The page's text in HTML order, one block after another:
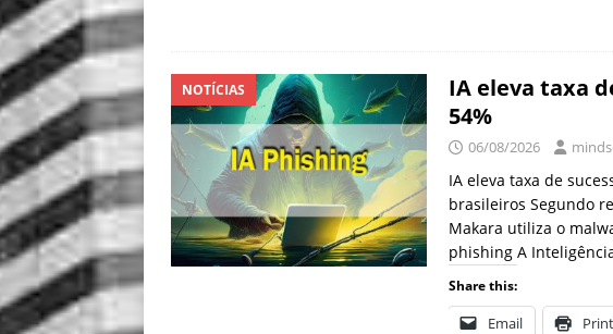
NOTÍCIAS
IA eleva taxa
54%
06/08/2026
IA eleva taxa de
brasileiros Segundo
Makara utiliza o
phishing A
Share this:
Email Print